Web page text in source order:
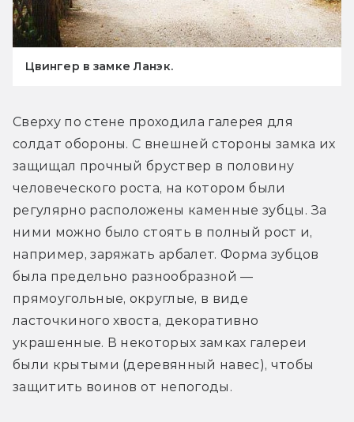
Цвингер в замке Ланэк.
Сверху по стене проходила галерея для
солдат обороны. С внешней стороны замка их
защищал прочный бруствер в половину
человеческого роста, на котором были
регулярно расположены каменные зубцы. За
ними можно было стоять в полный рост и,
например, заряжать арбалет. Форма зубцов
была предельно разнообразной —
прямоугольные, округлые, в виде
ласточкиного хвоста, декоративно
украшенные. В некоторых замках галереи
были крытыми (деревянный навес), чтобы
защитить воинов от непогоды.